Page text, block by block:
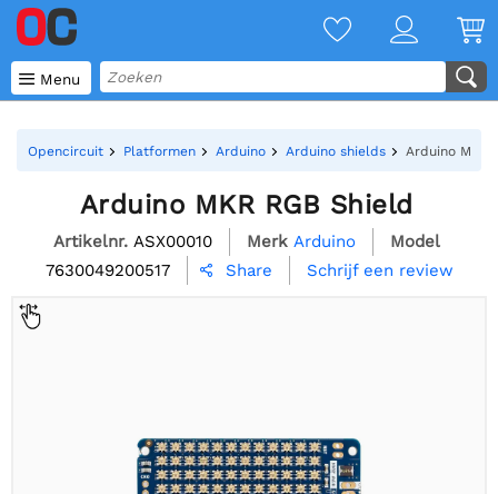
 Menu
Opencircuit Platformen Arduino Arduino shields Arduino MKR
Arduino MKR RGB Shield
Artikelnr. ASX00010 Merk Arduino
Model
7630049200517
 Share Schrijf een review